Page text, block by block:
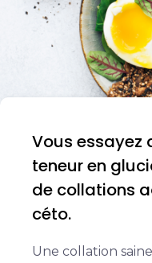
Vous essayez
teneur en
de collations
céto.
Une collation